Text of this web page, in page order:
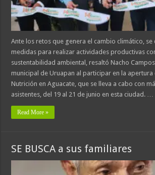
Ante los retos que genera el cambio climático,
medidas para realizar actividades productivas
sustentabilidad ambiental, resaltó Nacho
municipal de Uruapan al participar en la apertura
Nutrición en Aguacate, que se lleva a cabo con
asistentes, del 19 al 21 de junio en esta ciudad. …
Read More »
SE BUSCA a sus familiares